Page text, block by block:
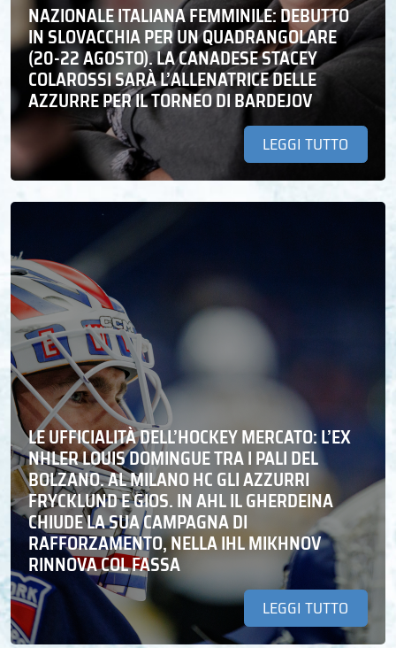
NAZIONALE ITALIANA FEMMINILE: DEBUTTO
IN SLOVACCHIA PER UN QUADRANGOLARE
(20-22 AGOSTO). LA CANADESE STACEY
COLAROSSI SARÀ L’ALLENATRICE DELLE
AZZURRE PER IL TORNEO DI BARDEJOV
LEGGI TUTTO
LE UFFICIALITÀ DELL’HOCKEY MERCATO: L’EX
NHLER LOUIS DOMINGUE TRA I PALI DEL
BOLZANO. AL MILANO HC GLI AZZURRI
FRYCKLUND E GIOS. IN AHL IL GHERDEINA
CHIUDE LA SUA CAMPAGNA DI
RAFFORZAMENTO, NELLA IHL MIKHNOV
RINNOVA COL FASSA
LEGGI TUTTO